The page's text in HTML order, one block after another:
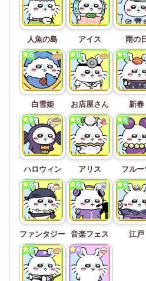
人魚の島 アイス 雨の日
白雪姫 お店屋さん 新春
ハロウィン アリス フルー
ファンタジー 音楽フェス 江戸